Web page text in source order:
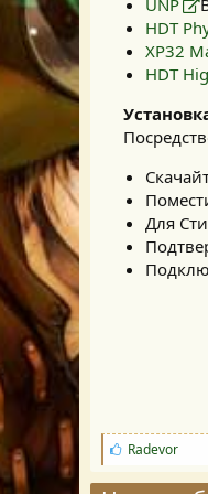
UNP
HDT
XP32
HDT
Для
С
м
Radevor